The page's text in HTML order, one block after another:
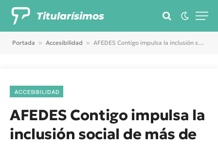
Titularísimos
Portada » Accesibilidad » AFEDES Contigo impulsa la inclusión social de más de 50 personas vulnerables en el norte de Tenerife
ACCESIBILIDAD
AFEDES Contigo impulsa la
inclusión social de más de